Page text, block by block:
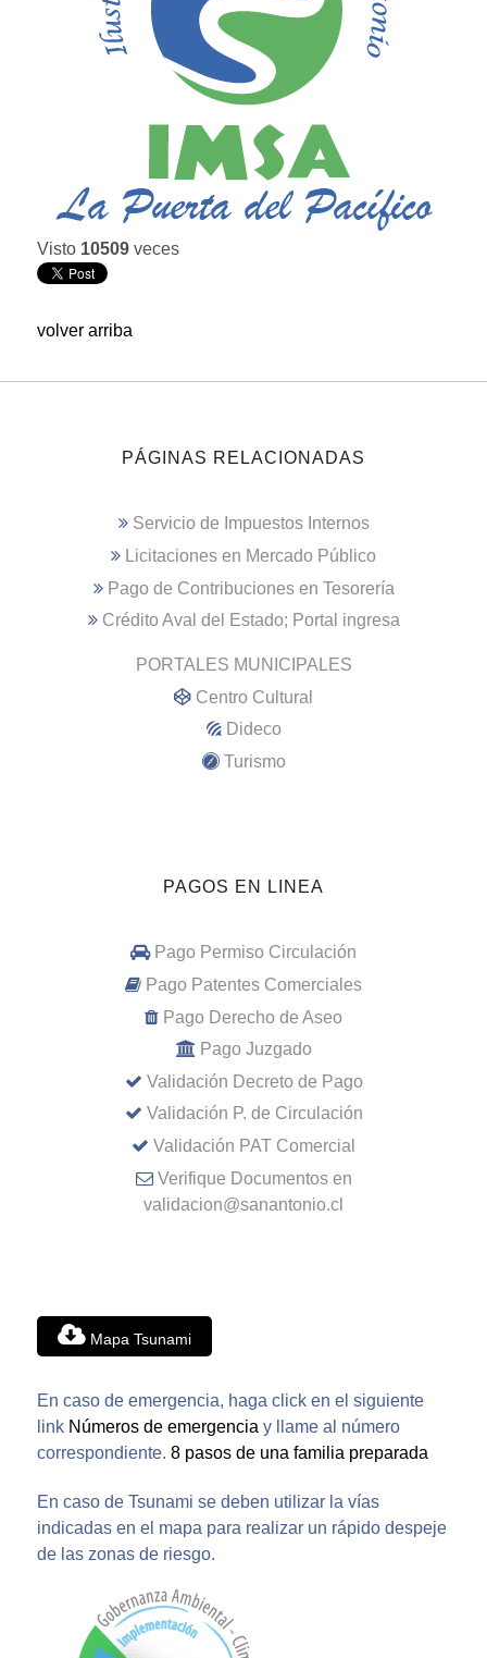
Visto 10509 veces
volver arriba
PÁGINAS RELACIONADAS
Servicio de Impuestos Internos
Licitaciones en Mercado Público
Pago de Contribuciones en Tesorería
Crédito Aval del Estado; Portal ingresa
PORTALES MUNICIPALES
Centro Cultural
Dideco
Turismo
PAGOS EN LINEA
Pago Permiso Circulación
Pago Patentes Comerciales
Pago Derecho de Aseo
Pago Juzgado
Validación Decreto de Pago
Validación P. de Circulación
Validación PAT Comercial
Verifique Documentos en
validacion@sanantonio.cl
Mapa Tsunami
En caso de emergencia, haga click en el siguiente
link Números de emergencia y llame al número
correspondiente. 8 pasos de una familia preparada
En caso de Tsunami se deben utilizar la vías
indicadas en el mapa para realizar un rápido despeje
de las zonas de riesgo.